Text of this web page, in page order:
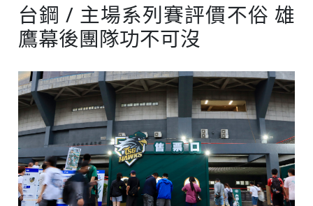
台鋼 / 主場系列賽評價不俗 雄
鷹幕後團隊功不可沒